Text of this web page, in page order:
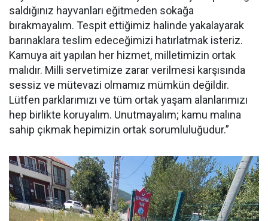
saldığınız hayvanları eğitmeden sokağa
bırakmayalım. Tespit ettiğimiz halinde yakalayarak
barınaklara teslim edeceğimizi hatırlatmak isteriz.
Kamuya ait yapılan her hizmet, milletimizin ortak
malıdır. Milli servetimize zarar verilmesi karşısında
sessiz ve mütevazi olmamız mümkün değildir.
Lütfen parklarımızı ve tüm ortak yaşam alanlarımızı
hep birlikte koruyalım. Unutmayalım; kamu malına
sahip çıkmak hepimizin ortak sorumluluğudur.”